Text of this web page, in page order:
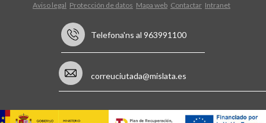
Aviso legal Protección de datos Mapa web Contactar Intranet
Telefona'ns al 963991100
correuciutada@mislata.es